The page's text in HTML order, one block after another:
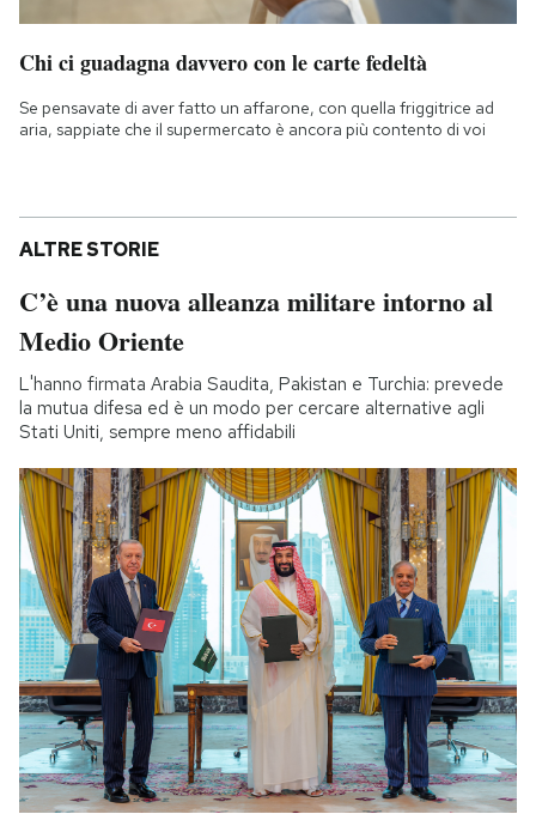
Chi ci guadagna davvero con le carte fedeltà
Se pensavate di aver fatto un affarone, con quella friggitrice ad
aria, sappiate che il supermercato è ancora più contento di voi
ALTRE STORIE
C’è una nuova alleanza militare intorno al
Medio Oriente
L'hanno firmata Arabia Saudita, Pakistan e Turchia: prevede
la mutua difesa ed è un modo per cercare alternative agli
Stati Uniti, sempre meno affidabili